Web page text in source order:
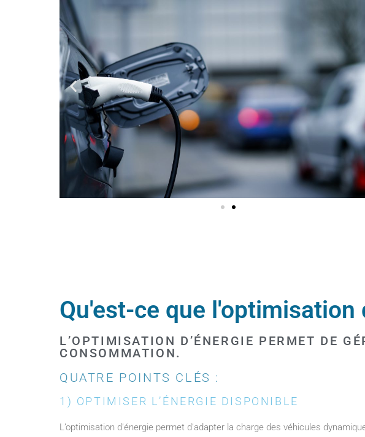
Qu'est-ce que l'optimisation
L’OPTIMISATION D’ÉNERGIE PERMET DE
CONSOMMATION.
QUATRE POINTS CLÉS :
1) OPTIMISER L’ÉNERGIE DISPONIBLE
L’optimisation d’énergie permet d’adapter la charge des véhicules